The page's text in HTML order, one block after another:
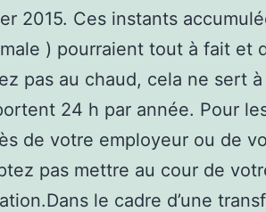
2015. Ces instants
) pourraient tout à fait et
pas au chaud, cela ne sert
24 h par année. Pour
de votre employeur ou de
pas mettre au cour de
le cadre d’une